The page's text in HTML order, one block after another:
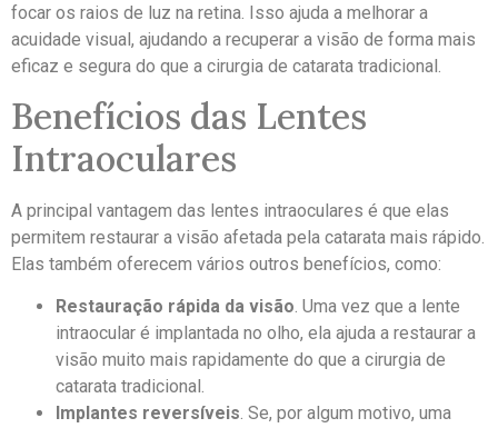
focar os raios de luz na retina. Isso ajuda a melhorar a
acuidade visual, ajudando a recuperar a visão de forma mais
eficaz e segura do que a cirurgia de catarata tradicional.
Benefícios das Lentes
Intraoculares
A principal vantagem das lentes intraoculares é que elas
permitem restaurar a visão afetada pela catarata mais rápido.
Elas também oferecem vários outros benefícios, como:
Restauração rápida da visão. Uma vez que a lente
intraocular é implantada no olho, ela ajuda a restaurar a
visão muito mais rapidamente do que a cirurgia de
catarata tradicional.
Implantes reversíveis. Se, por algum motivo, uma